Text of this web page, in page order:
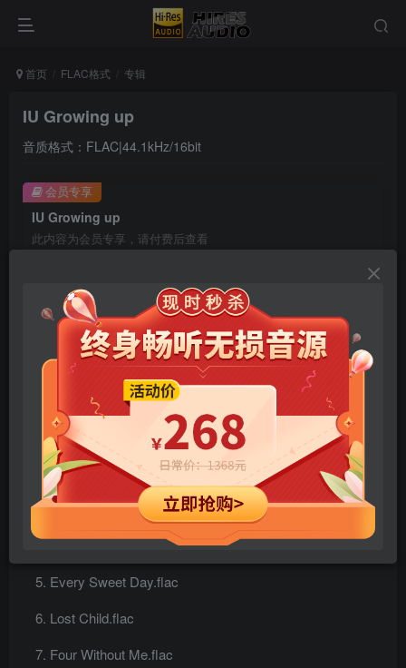
首页 FLAC格式 专辑
IU Growing up
音质格式：FLAC|44.1kHz/16bit
IU Growing up
此内容为会员专享，请付费后查看
9.9 99
年卡会员 免费 永久会员
立即购买
您当前未登录！建议登陆后购买，可保存购买订单
会员专享
Looking at You.flac
Boo.flac
Pitiful.flac
A Dreamer.flac
Every Sweet Day.flac
Lost Child.flac
Four Without Me.flac